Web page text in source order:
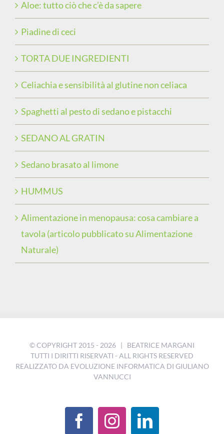
Aloe: tutto ciò che c’è da sapere
Piadine di ceci
TORTA DUE INGREDIENTI
Celiachia e sensibilità al glutine non celiaca
Spaghetti al pesto di sedano e pistacchi
SEDANO AL GRATIN
Sedano brasato al limone
HUMMUS
Alimentazione in menopausa: cosa cambiare a
tavola (articolo pubblicato su Alimentazione
Naturale)
© COPYRIGHT 2015 - 2026 | BEATRICE MARGANI
TUTTI I DIRITTI RISERVATI - ALL RIGHTS RESERVED
REALIZZATO DA EVOLUZIONE INFORMATICA DI GIULIANO
VANNUCCI